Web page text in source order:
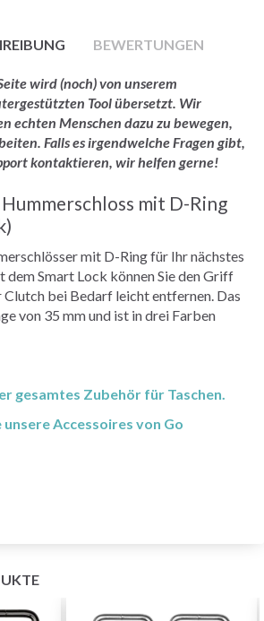
BEWERTUNGEN
wird (noch) von unserem
Tool übersetzt. Wir
echten Menschen dazu zu bewegen,
Falls es irgendwelche Fragen gibt,
kontaktieren, wir helfen gerne!
mit D-Ring
mit D-Ring für Ihr nächstes
Smart Lock können Sie den Griff
Clutch bei Bedarf leicht entfernen. Das
von 35 mm und ist in drei Farben
gesamtes Zubehör für Taschen.
unsere Accessoires von Go